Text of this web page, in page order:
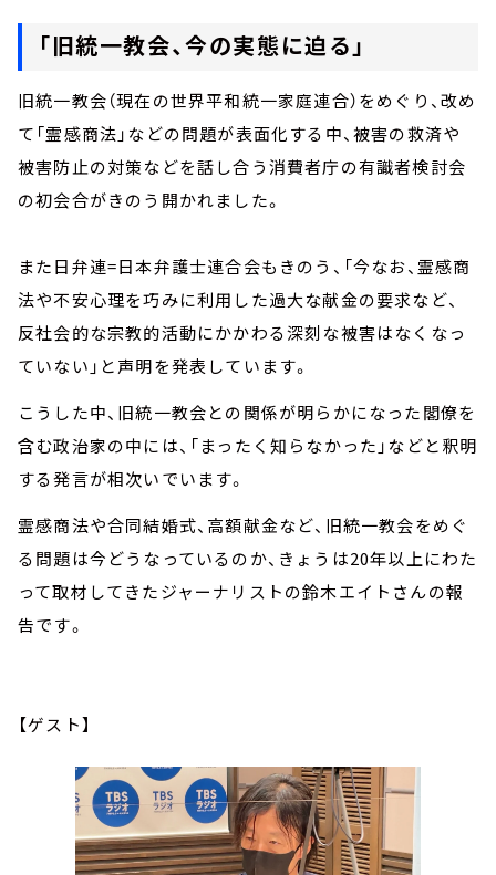
「旧統一教会、今の実態に迫る」
旧統一教会（現在の世界平和統一家庭連合）をめぐり、改め
て「霊感商法」などの問題が表面化する中、被害の救済や
被害防止の対策などを話し合う消費者庁の有識者検討会
の初会合がきのう開かれました。
また日弁連=日本弁護士連合会もきのう、「今なお、霊感商
法や不安心理を巧みに利用した過大な献金の要求など、
反社会的な宗教的活動にかかわる深刻な被害はなくなっ
ていない」と声明を発表しています。
こうした中、旧統一教会との関係が明らかになった閣僚を
含む政治家の中には、「まったく知らなかった」などと釈明
する発言が相次いでいます。
霊感商法や合同結婚式、高額献金など、旧統一教会をめぐ
る問題は今どうなっているのか、きょうは20年以上にわた
って取材してきたジャーナリストの鈴木エイトさんの報
告です。
【ゲスト】